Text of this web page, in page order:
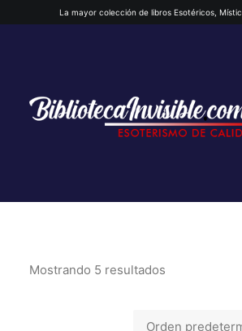
La mayor colección de libros Esotéricos,
INICIO
Mostrando 5 resultados